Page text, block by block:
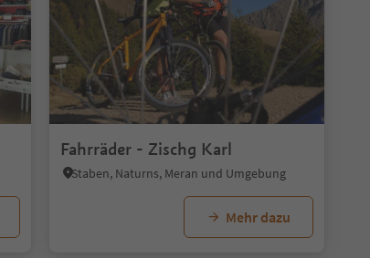
Fahrräder - Zischg Karl
Staben, Naturns, Meran und Umgebung
Mehr dazu